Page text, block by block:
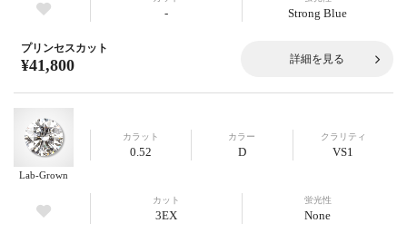
- Strong Blue
プリンセスカット
¥41,800 詳細を見る
Lab-Grown
カラット
0.52
カラー
D
クラリティ
VS1
カット
3EX
蛍光性
None